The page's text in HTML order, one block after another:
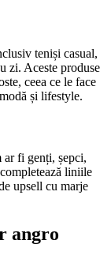
teniși casual,
zi. Aceste produse
ceea ce le face
și lifestyle.
ar fi genți, șepci,
liniile
upsell cu marje
angro